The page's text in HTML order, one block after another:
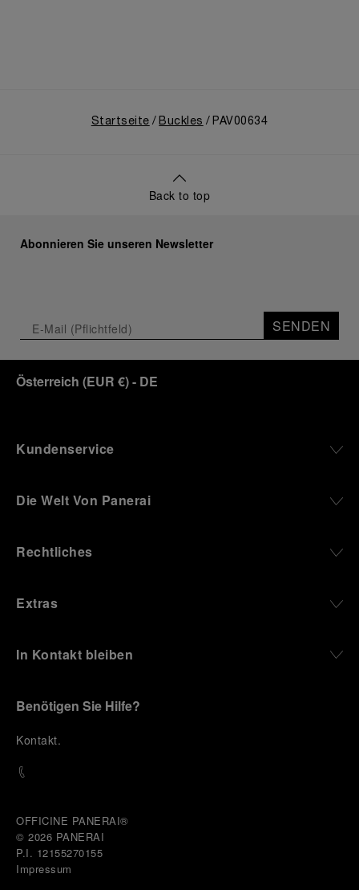
Startseite Buckles PAV00634
Back to top
Abonnieren Sie unseren Newsletter
SENDEN
Österreich (EUR €)- DE
Kundenservice
Die Welt Von Panerai
Rechtliches
Extras
In Kontakt bleiben
Benötigen Sie Hilfe?
Kontakt.
OFFICINE PANERAI®
© 2026 PANERAI
P.I. 12155270155
Impressum